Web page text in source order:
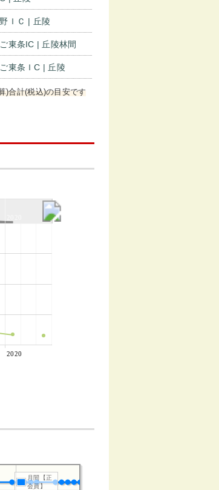
ＩＣ | 丘陵
東条IC | 丘陵林間
東条ＩC | 丘陵
)合計(税込)の目安です
2020
月間【正
会員】